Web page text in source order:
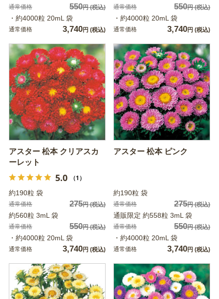
通常価格 550円(税込)
・約4000粒 20mL 袋
通常価格 3,740円 (税込)
通常価格 550円(税込)
・約4000粒 20mL 袋
通常価格 3,740円 (税込)
アスター 松本 クリアスカ
ーレット
5.0 （1）
約190粒 袋
通常価格 275円(税込)
約560粒 3mL 袋
通常価格 550円(税込)
・約4000粒 20mL 袋
通常価格 3,740円 (税込)
アスター 松本 ピンク
約190粒 袋
通常価格 275円(税込)
通販限定 約558粒 3mL 袋
通常価格 550円(税込)
・約4000粒 20mL 袋
通常価格 3,740円 (税込)